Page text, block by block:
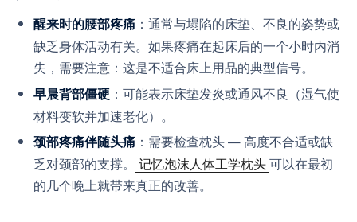
醒来时的腰部疼痛 ：通常与塌陷的床垫、不良的姿势或
缺乏身体活动有关。如果疼痛在起床后的一个小时内消
失，需要注意：这是不适合床上用品的典型信号。
早晨背部僵硬 ：可能表示床垫发炎或通风不良（湿气使
材料变软并加速老化）。
颈部疼痛伴随头痛 ：需要检查枕头 — 高度不合适或缺
乏对颈部的支撑。
记忆泡沫人体工学枕头可以在最初
的几个晚上就带来真正的改善。